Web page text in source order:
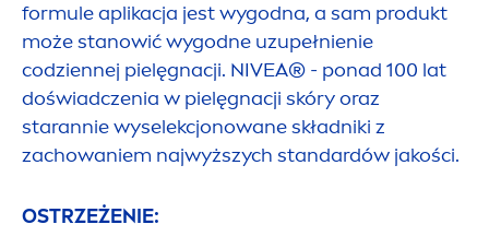
formule aplikacja jest wygodna, a sam produkt
może stanowić wygodne uzupełnienie
codziennej pielęgnacji. NIVEA® - ponad 100 lat
doświadczenia w pielęgnacji skóry oraz
starannie wyselekcjonowane składniki z
zachowaniem najwyższych standardów jakości.
OSTRZEŻENIE: